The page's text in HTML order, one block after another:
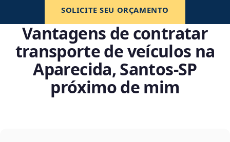
SOLICITE SEU ORÇAMENTO
Vantagens de contratar
transporte de veículos na
Aparecida, Santos‑SP
próximo de mim